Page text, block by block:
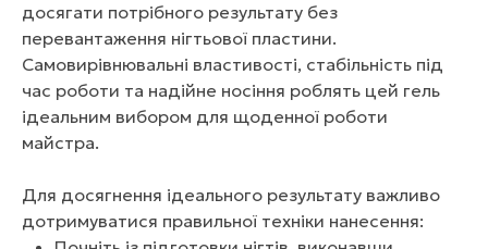
досягати потрібного результату без
перевантаження нігтьової пластини.
Самовирівнювальні властивості, стабільність під
час роботи та надійне носіння роблять цей гель
ідеальним вибором для щоденної роботи
майстра.
Для досягнення ідеального результату важливо
дотримуватися правильної техніки нанесення: